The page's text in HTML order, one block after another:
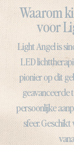
Waarom
voor
Light Angel is
LED
pionier op dit
geavanceerde
persoonlijke
sfeer.